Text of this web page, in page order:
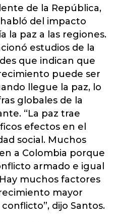
de la República,
del impacto
la paz a las regiones.
estudios de la
que indican que
puede ser
llegue la paz, lo
globales de la
“La paz trae
efectos en el
social. Muchos
a Colombia porque
armado e igual
muchos factores
mayor
dijo Santos.